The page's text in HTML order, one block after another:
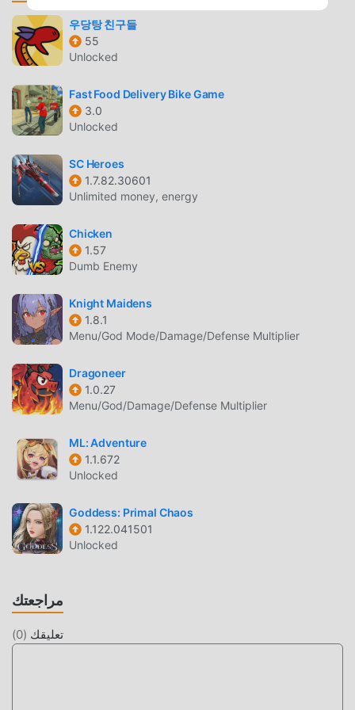
يمكنك تنزيل وتثبيت SeaFantasy 1.0.6 بنقرة واحدة. ماذا تنتظر ،
SeaFantasy باعتبارها لعبة شائعة rpg ، ساعدته طريقة اللعب
الفريدة في كسب عدد كبير من المعجبين حول العالم. على عكس
الألعاب التقليدية rpg ، في SeaFantasy ، ما عليك سوى متابعة
البرنامج التعليمي للمبتدئين ، بحيث يمكنك بسهولة بدء اللعبة بأكملها
والاستمتاع بالبهجة التي توفرها فئة الألعاب الكلاسيكية rpg الألعاب
SeaFantasy 1.0.6. في الوقت نفسه ، قامت moddroid ببناء منصة
جميع عشاق الألعاب rpg من جميع أنحاء العالم ، ماذا تنتظر ، انضم
مثل الألعاب التقليدية rpg ، تتميز SeaFantasy بأسلوب فني فريد ،
كما أن رسوماتها وخرائطها وشخصياتها عالية الجودة تجعل
الألعاب التقليدية rpg ، اعتمدت SeaFantasy 1.0.6 محركًا افتراضيًا
محدثًا وأجرى ترقيات جريئة. مع المزيد من التكنولوجيا المتقدمة ، تم
تحسين تجربة الشاشة للعبة بشكل كبير. مع الاحتفاظ بالنمط الأصلي
العديد من الأنواع المختلفة من الهواتف المحمولة apk ذات القدرة
على التكيف الممتازة ، مما يضمن أن جميع عشاق اللعبة rpg يمكنهم
تتطلب اللعبة التقليدية rpg من المستخدمين قضاء الكثير من الوقت
اللعبة ، ولكن في نفس الوقت ، فإن عملية التراكم حتمًا يجعل الناس
يشعرون بالتعب ، ولكن الآن ، أدى ظهور التعديلات إلى إعادة كتابة
""التراكم"" الممل بعض الشيء. يمكن أن تساعدك التعديلات بسهولة
우당탕 친구들
55
Unlocked
Fast Food Delivery Bike Game
3.0
Unlocked
SC Heroes
1.7.82.30601
Unlimited money, energy
Chicken
1.57
Dumb Enemy
Knight Maidens
1.8.1
Menu/God Mode/Damage/Defense Multiplier
Dragoneer
1.0.27
Menu/God/Damage/Defense Multiplier
ML: Adventure
1.1.672
Unlocked
Goddess: Primal Chaos
1.122.041501
Unlocked
مراجعتك
تعليقك (
0
)